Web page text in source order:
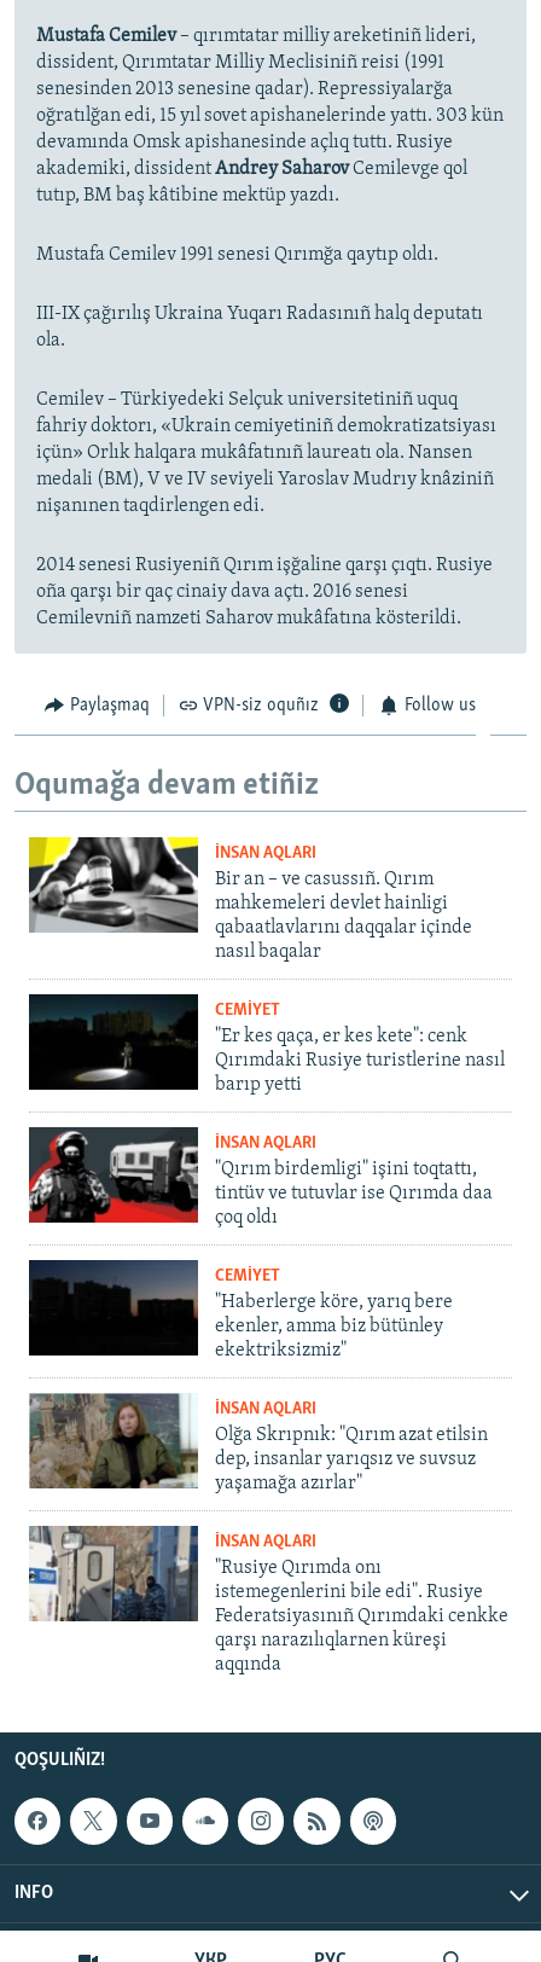
Mustafa Cemilev– qırımtatar milliy areketiniñ lideri,
dissident, Qırımtatar Milliy Meclisiniñ reisi (1991
senesinden 2013 senesine qadar). Repressiyalarğa
oğratılğan edi, 15 yıl sovet apishanelerinde yattı. 303 kün
devamında Omsk apishanesinde açlıq tuttı. Rusiye
akademiki, dissidentAndrey SaharovCemilevge qol
tutıp, BM baş kâtibine mektüp yazdı.
Mustafa Cemilev 1991 senesi Qırımğa qaytıp oldı.
III-IX çağırılış Ukraina Yuqarı Radasınıñ halq deputatı
ola.
Cemilev – Türkiyedeki Selçuk universitetiniñ uquq
fahriy doktorı, «Ukrain cemiyetiniñ demokratizatsiyası
içün» Orlık halqara mukâfatınıñ laureatı ola. Nansen
medali (BM), V ve IV seviyeli Yaroslav Mudrıy knâziniñ
nişanınen taqdirlengen edi.
2014 senesi Rusiyeniñ Qırım işğaline qarşı çıqtı. Rusiye
oña qarşı bir qaç cinaiy dava açtı. 2016 senesi
Cemilevniñ namzeti Saharov mukâfatına kösterildi.
Paylaşmaq VPN-siz oquñız Follow us
Oqumağa devam etiñiz
İNSAN AQLARI
Bir an – ve casussıñ. Qırım
mahkemeleri devlet hainligi
qabaatlavlarını daqqalar içinde
nasıl baqalar
CEMİYET
"Er kes qaça, er kes kete": cenk
Qırımdaki Rusiye turistlerine nasıl
barıp yetti
İNSAN AQLARI
"Qırım birdemligi" işini toqtattı,
tintüv ve tutuvlar ise Qırımda daa
çoq oldı
CEMİYET
"Haberlerge köre, yarıq bere
ekenler, amma biz bütünley
ekektriksizmiz"
İNSAN AQLARI
Olğa Skrıpnık: "Qırım azat etilsin
dep, insanlar yarıqsız ve suvsuz
yaşamağa azırlar"
İNSAN AQLARI
"Rusiye Qırımda onı
istemegenlerini bile edi". Rusiye
Federatsiyasınıñ Qırımdaki cenkke
qarşı narazılıqlarnen küreşi
aqqında
QOŞULIÑIZ!
INFO
© Qırım.Aqiqat, 2026 | All Rights Reserved.